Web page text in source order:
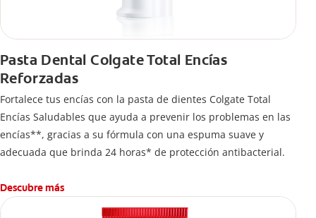
Pasta Dental Colgate Total Encías
Reforzadas
Fortalece tus encías con la pasta de dientes Colgate Total
Encías Saludables que ayuda a prevenir los problemas en las
encías**, gracias a su fórmula con una espuma suave y
adecuada que brinda 24 horas* de protección antibacterial.
Descubre más